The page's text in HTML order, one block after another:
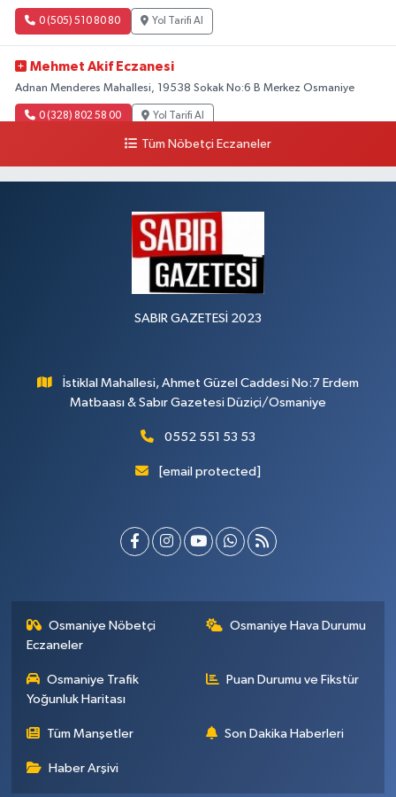
0 (505) 510 80 80 Yol Tarifi Al
Mehmet Akif Eczanesi
Adnan Menderes Mahallesi, 19538 Sokak No:6 B Merkez Osmaniye
0 (328) 802 58 00 Yol Tarifi Al
Tüm Nöbetçi Eczaneler
SABIR GAZETESİ 2023
İstiklal Mahallesi, Ahmet Güzel Caddesi No:7 Erdem
Matbaası & Sabır Gazetesi Düziçi/Osmaniye
0552 551 53 53
[email protected]
Osmaniye Nöbetçi
Eczaneler
Osmaniye Hava Durumu
Osmaniye Trafik
Yoğunluk Haritası
Puan Durumu ve Fikstür
Tüm Manşetler Son Dakika Haberleri
Haber Arşivi